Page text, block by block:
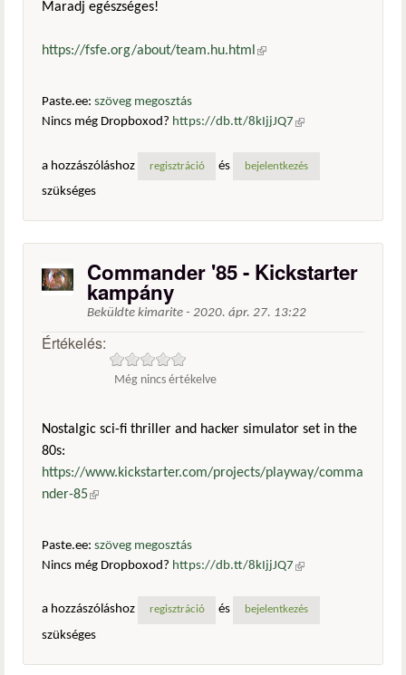
Maradj egészséges!
https://fsfe.org/about/team.hu.html (külső hivatkozás)
Paste.ee: szöveg megosztás
Nincs még Dropboxod? https://db.tt/8kIjjJQ7 (külső
a hozzászóláshoz
regisztráció és bejelentkezés
szükséges
Commander '85 - Kickstarter
kampány
Beküldte kimarite - 2020. ápr. 27. 13:22
Értékelés:
Még nincs értékelve
Nostalgic sci-fi thriller and hacker simulator set in the
80s:
https://www.kickstarter.com/projects/playway/comma
nder-85(külső hivatkozás)
Paste.ee: szöveg megosztás
Nincs még Dropboxod? https://db.tt/8kIjjJQ7 (külső
a hozzászóláshoz
regisztráció és bejelentkezés
szükséges